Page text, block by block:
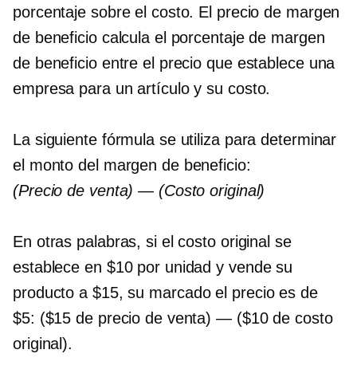
porcentaje sobre el costo. El precio de margen
de beneficio calcula el porcentaje de margen
de beneficio entre el precio que establece una
empresa para un artículo y su costo.
La siguiente fórmula se utiliza para determinar
el monto del margen de beneficio:
(Precio de venta) — (Costo original)
En otras palabras, si el costo original se
establece en $10 por unidad y vende su
producto a $15, su marcadoel precio es de
$5: ($15 de precio de venta) — ($10 de costo
original).